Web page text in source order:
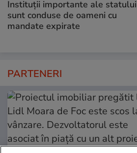
Instituții importante ale statului
sunt conduse de oameni cu
mandate expirate
PARTENERI